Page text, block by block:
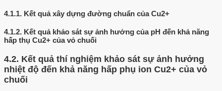
4.1.1. Kết quả xây dựng đường chuẩn của Cu2+
4.1.2. Kết quả khảo sát sự ảnh hưởng của pH đến khả năng
hấp thụ Cu2+ của vỏ chuối
4.2. Kết quả thí nghiệm khảo sát sự ảnh hưởng
nhiệt độ đến khả năng hấp phụ ion Cu2+ của vỏ
chuối